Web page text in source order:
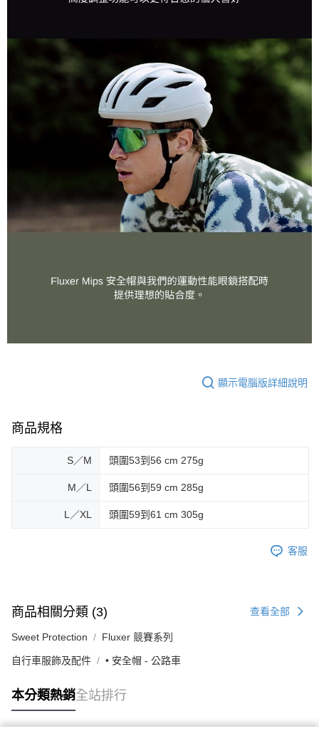
顯示電腦版詳細說明
商品規格
S／M 頭圍53到56 cm 275g
M／L 頭圍56到59 cm 285g
L／XL 頭圍59到61 cm 305g
客服
商品相關分類 (3) 查看全部
Sweet Protection Fluxer 競賽系列
自行車服飾及配件 • 安全帽 - 公路車
本分類熱銷全站排行